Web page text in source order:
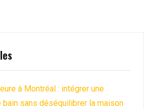
à Montréal : intégrer une
sans déséquilibrer la maison